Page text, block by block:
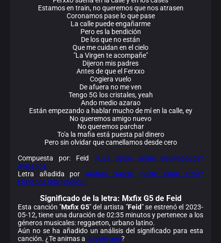
Estamos en train, no queremos que nos atrasen
Coronamos pase lo que pase
La calle puede engañarme
Pero es la bendición
De los que no están
Que me cuidan en el cielo
"La Virgen te acompañe"
Dijeron mis padres
Antes de que el Ferxxo
Cogiera vuelo
De afuera no me ven
Tengo 5G los cristales, yeah
Ando medio azarao
Están empezando a hablar mucho de mí en la calle, ey
No queremos amigo nuevo
No queremos parchar
To'a la mafia está puesta pal dinero
Pero sin olvidar que camellamos desde cero
Compuesta por: Feid ¿Los datos están equivocados?
Avísanos.
Letra añadida porAndrea Garcia
¿Viste algún error?
Envíanos una revisión.
Significado de la letra: Mxfix G5 de Feid
Esta canción "Mxfix G5" del artista "Feid" se estrenó el 2023-
05-12, tiene una duración de 02:35 minutos y pertenece a los
géneros musicales: reggaeton, urbano latino.
Aún no se ha añadido un análisis del significado para esta
canción. ¿Te animas a sugerir uno?